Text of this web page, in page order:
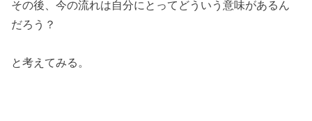
その後、今の流れは自分にとってどういう意味があるん
だろう？
と考えてみる。